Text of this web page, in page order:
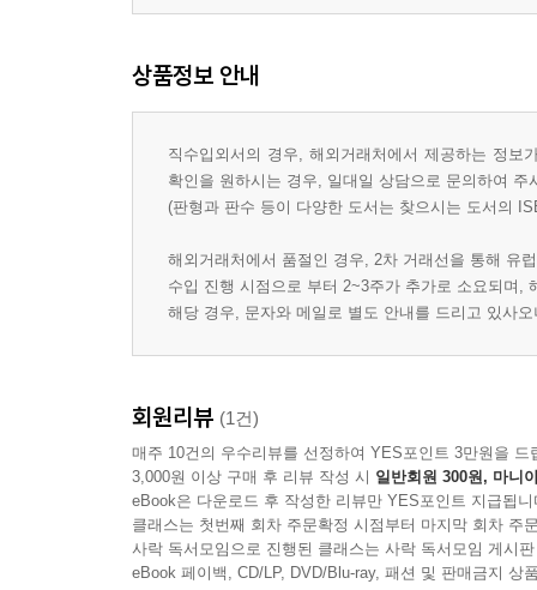
상품정보 안내
직수입외서의 경우, 해외거래처에서 제공하는 정
확인을 원하시는 경우, 일대일 상담으로 문의하여 주
(판형과 판수 등이 다양한 도서는 찾으시는 도서의
해외거래처에서 품절인 경우, 2차 거래선을 통해 유
수입 진행 시점으로 부터 2~3주가 추가로 소요되며,
해당 경우, 문자와 메일로 별도 안내를 드리고 있사
회원리뷰 (1건)
매주 10건의 우수리뷰를 선정하여 YES포인트 3만원을 드
3,000원 이상 구매 후 리뷰 작성 시 일반회원 300원, 마니
eBook은 다운로드 후 작성한 리뷰만 YES포인트 지급됩니
클래스는 첫번째 회차 주문확정 시점부터 마지막 회차 주
사락 독서모임으로 진행된 클래스는 사락 독서모임 게시
eBook 페이백, CD/LP, DVD/Blu-ray, 패션 및 판매금지 상